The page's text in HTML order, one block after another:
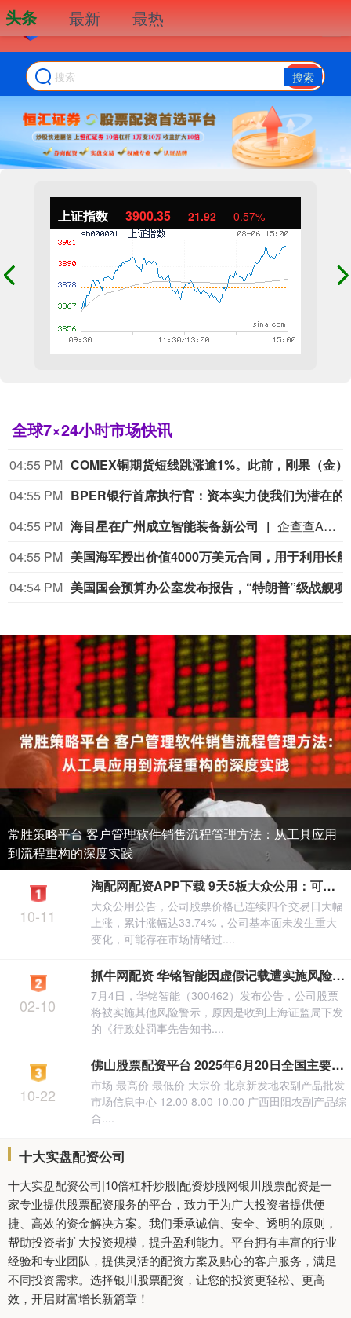
搜索
上证指数 3900.35 21.92 0.57%
全球7×24小时市场快讯
04:55 PM
04:55 PM
04:55 PM 海目星在广州成立智能装备新公司
企查查APP显示，近日，海目星增材（广州）智能装备有限公司成立，经营范围包含：增材制造装备销售；增材制造；通用零部件制造等。企查查股权穿透显示，该公司由海目星全资持股。
04:55 PM
04:54 PM
常胜策略平台 客户管理软件销售流程管理方法：从工具应用
到流程重构的深度实践
淘配网配资APP下载 9天5板大众公用：可能存在市场情绪过热和非理性炒作的情形
大众公用公告，公司股票价格已连续四个交易日大幅
上涨，累计涨幅达33.74%，公司基本面未发生重大
变化，可能存在市场情绪过....
10-11
抓牛网配资 华铭智能因虚假记载遭实施风险警示 7月8日复牌变更为ST华铭
7月4日，华铭智能（300462）发布公告，公司股票
将被实施其他风险警示，原因是收到上海证监局下发
的《行政处罚事先告知书....
02-10
佛山股票配资平台 2025年6月20日全国主要批发市场芒果(台农一号)价格行情
市场 最高价 最低价 大宗价 北京新发地农副产品批发
市场信息中心 12.00 8.00 10.00 广西田阳农副产品综
合....
10-22
十大实盘配资公司
十大实盘配资公司|10倍杠杆炒股|配资炒股网银川股票配资是一
家专业提供股票配资服务的平台，致力于为广大投资者提供便
捷、高效的资金解决方案。我们秉承诚信、安全、透明的原则，
帮助投资者扩大投资规模，提升盈利能力。平台拥有丰富的行业
经验和专业团队，提供灵活的配资方案及贴心的客户服务，满足
不同投资需求。选择银川股票配资，让您的投资更轻松、更高
效，开启财富增长新篇章！
头条 最新 最热